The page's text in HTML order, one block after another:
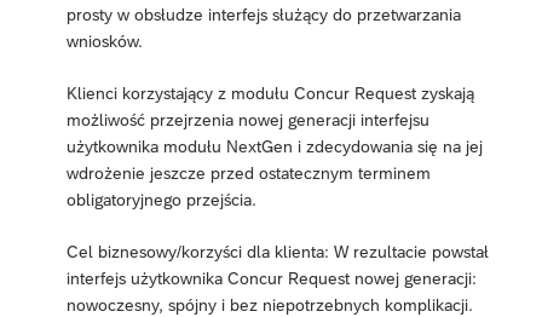
prosty w obsłudze interfejs służący do przetwarzania
wniosków.
Klienci korzystający z modułu Concur Request zyskają
możliwość przejrzenia nowej generacji interfejsu
użytkownika modułu NextGen i zdecydowania się na jej
wdrożenie jeszcze przed ostatecznym terminem
obligatoryjnego przejścia.
Cel biznesowy/korzyści dla klienta: W rezultacie powstał
interfejs użytkownika Concur Request nowej generacji:
nowoczesny, spójny i bez niepotrzebnych komplikacji.